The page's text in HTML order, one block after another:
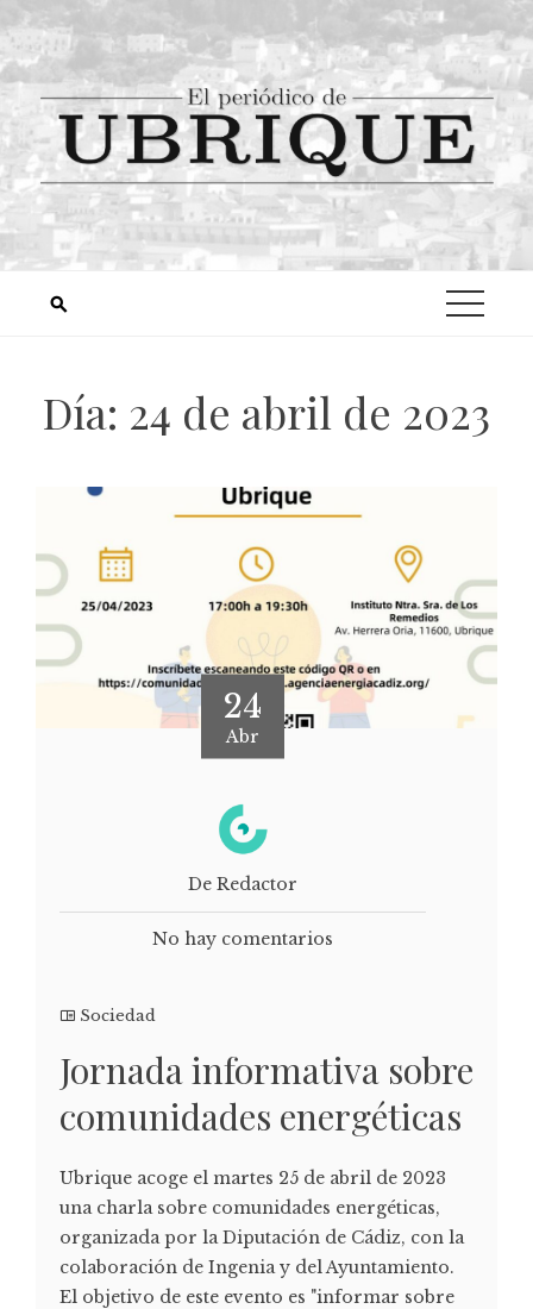
Día: 24 de abril de 2023
24
Abr
De Redactor
No hay comentarios
Sociedad
Jornada informativa sobre
comunidades energéticas
Ubrique acoge el martes 25 de abril de 2023
una charla sobre comunidades energéticas,
organizada por la Diputación de Cádiz, con la
colaboración de Ingenia y del Ayuntamiento.
El objetivo de este evento es "informar sobre